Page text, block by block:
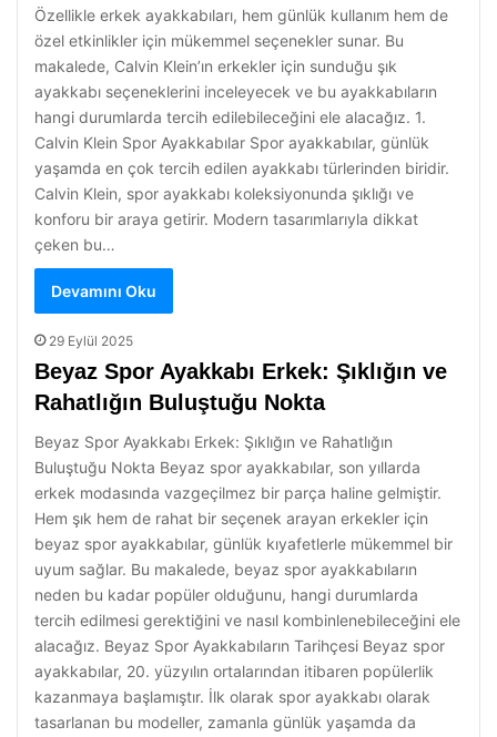
Özellikle erkek ayakkabıları, hem günlük kullanım hem de
özel etkinlikler için mükemmel seçenekler sunar. Bu
makalede, Calvin Klein’ın erkekler için sunduğu şık
ayakkabı seçeneklerini inceleyecek ve bu ayakkabıların
hangi durumlarda tercih edilebileceğini ele alacağız. 1.
Calvin Klein Spor Ayakkabılar Spor ayakkabılar, günlük
yaşamda en çok tercih edilen ayakkabı türlerinden biridir.
Calvin Klein, spor ayakkabı koleksiyonunda şıklığı ve
konforu bir araya getirir. Modern tasarımlarıyla dikkat
çeken bu…
Devamını Oku
29 Eylül 2025
Beyaz Spor Ayakkabı Erkek: Şıklığın ve
Rahatlığın Buluştuğu Nokta
Beyaz Spor Ayakkabı Erkek: Şıklığın ve Rahatlığın
Buluştuğu Nokta Beyaz spor ayakkabılar, son yıllarda
erkek modasında vazgeçilmez bir parça haline gelmiştir.
Hem şık hem de rahat bir seçenek arayan erkekler için
beyaz spor ayakkabılar, günlük kıyafetlerle mükemmel bir
uyum sağlar. Bu makalede, beyaz spor ayakkabıların
neden bu kadar popüler olduğunu, hangi durumlarda
tercih edilmesi gerektiğini ve nasıl kombinlenebileceğini ele
alacağız. Beyaz Spor Ayakkabıların Tarihçesi Beyaz spor
ayakkabılar, 20. yüzyılın ortalarından itibaren popülerlik
kazanmaya başlamıştır. İlk olarak spor ayakkabı olarak
tasarlanan bu modeller, zamanla günlük yaşamda da